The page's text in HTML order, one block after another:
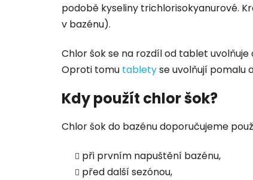
podobě kyseliny trichlorisokyanurové.
v bazénu).
Chlor šok se na rozdíl od tablet
Oproti tomu tabletyse uvolňují pomalu
Kdy použít chlor šok?
Chlor šok do bazénu doporučujeme
při prvním napuštění bazénu,
před další sezónou,